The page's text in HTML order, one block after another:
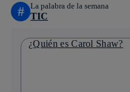
# La palabra de la semana
TIC
¿Quién es Carol Shaw?